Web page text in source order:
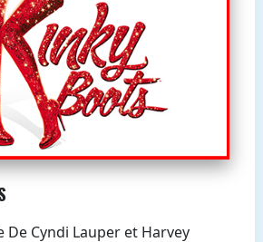
De Cyndi Lauper et Harvey